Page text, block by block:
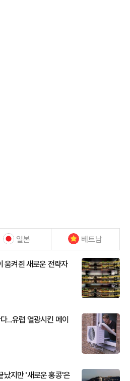
일본 베트남
움켜쥔 새로운 전략자
...유럽 열광시킨 메이
났지만 '새로운 홍콩'은